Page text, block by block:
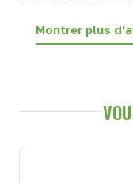
Montrer plus